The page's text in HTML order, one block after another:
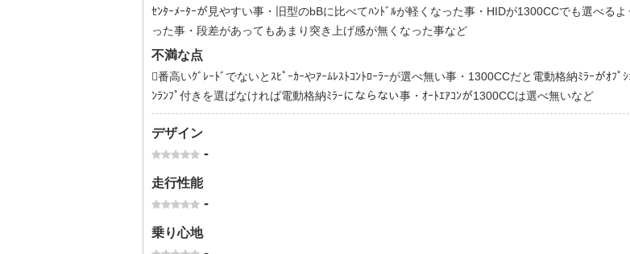
ｾﾝﾀｰﾒｰﾀｰが見やすい事・旧型のbBに比べてﾊﾝﾄﾞﾙが軽くなった事・HIDが1300CCでも選べるよ
った事・段差があってもあまり突き上げ感が無くなった事など
不満な点
番高いｸﾞﾚｰﾄﾞでないとｽﾋﾟｰｶｰやｱｰﾑﾚｽﾄｺﾝﾄﾛｰﾗｰが選べ無い事・1300CCだと電動格納ﾐﾗｰがｵﾌﾟｼ
ﾝﾗﾝﾌﾟ付きを選ばなければ電動格納ﾐﾗｰにならない事・ｵｰﾄｴｱｺﾝが1300CCは選べ無いなど
デザイン
-
走行性能
-
乗り心地